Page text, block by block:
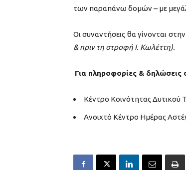
των παραπάνω δομών – με
Οι συναντήσεις θα γίνονται
& πριν τη στροφή Ι. Κωλέττη).
Για πληροφορίες & δηλώσεις
Κέντρο Κοινότητας Δυτικού
Ανοιχτό Κέντρο Ημέρας